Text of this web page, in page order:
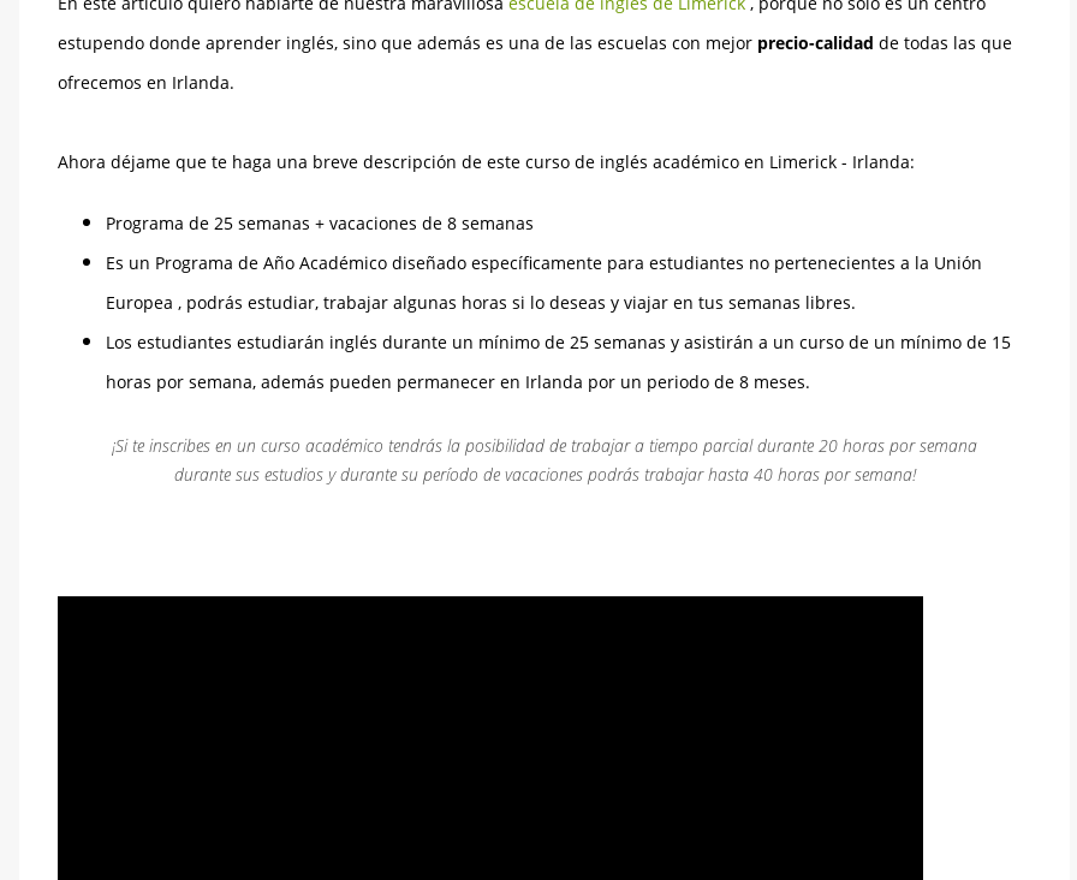
estupendo donde aprender inglés, sino que además es una de las escuelas con mejor precio-calidad de todas las que
ofrecemos en Irlanda.
Ahora déjame que te haga una breve descripción de este curso de inglés académico en Limerick - Irlanda:
Programa de 25 semanas + vacaciones de 8 semanas
Es un Programa de Año Académico diseñado específicamente para estudiantes no pertenecientes a la Unión
Europea , podrás estudiar, trabajar algunas horas si lo deseas y viajar en tus semanas libres.
Los estudiantes estudiarán inglés durante un mínimo de 25 semanas y asistirán a un curso de un mínimo de 15
horas por semana, además pueden permanecer en Irlanda por un periodo de 8 meses.
¡Si te inscribes en un curso académico tendrás la posibilidad de trabajar a tiempo parcial durante 20 horas por semana
durante sus estudios y durante su período de vacaciones podrás trabajar hasta 40 horas por semana!